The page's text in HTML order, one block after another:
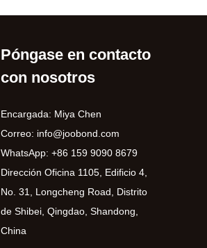
Póngase en contacto
con nosotros
Encargada: Miya Chen
Correo: info@joobond.com
WhatsApp: +86 159 9090 8679
Dirección Oficina 1105, Edificio 4,
No. 31, Longcheng Road, Distrito
de Shibei, Qingdao, Shandong,
China